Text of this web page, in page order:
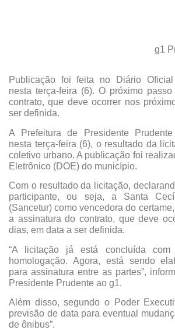
g1
Publicação foi feita no Diário
nesta terça-feira (6). O próximo
contrato, que deve ocorrer nos
ser definida.
A Prefeitura de
Presidente
nesta terça-feira (6), o resultado da
coletivo urbano. A publicação foi
Eletrônico (DOE) do município.
Com o resultado da licitação,
participante, ou seja, a Santa
(Sancetur) como vencedora do
a assinatura do contrato, que deve
dias, em data a ser definida.
“A licitação já está concluída
homologação. Agora, está sendo
para assinatura entre as partes”,
Presidente Prudente ao g1.
Além disso, segundo o Poder
previsão de data para eventual
de ônibus”.